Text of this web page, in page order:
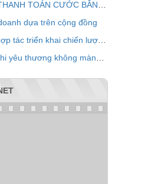
dựa trên cộng đồng